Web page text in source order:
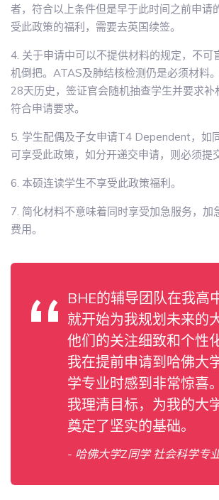
者，符合以上条件但是早于此时间之前申请
受此政策的福利，需要去英国续签。
4. 关于申请中可以不提供材料的规定，不可
机倒把。ATAS及肺结核检测仍是必须材料
28天历史，签证官会随机抽查学生并要求补
符合申请要求。
5. 学生配偶及子女申请T4 Dependent，如
可享受此政策，如分开递交申请，则必须提
6. 本硕连读学生不享受此政策福利。
7. 简化材料不意味着同时享受加急服务，加
费用。
BHE的辅导团队在我高
就开始为我规划未来的
他们的关注细致和个性
我在提前申请到哈佛大
学专业时感到非常惊喜
我理清目标，为我的大
奠定了坚实的基础。
- 哈佛大学Z同学 社会科学专